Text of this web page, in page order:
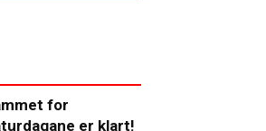
for
er klart!